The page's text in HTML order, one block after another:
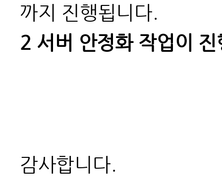
까지 진행됩니다.
2 서버 안정화 작업이
감사합니다.